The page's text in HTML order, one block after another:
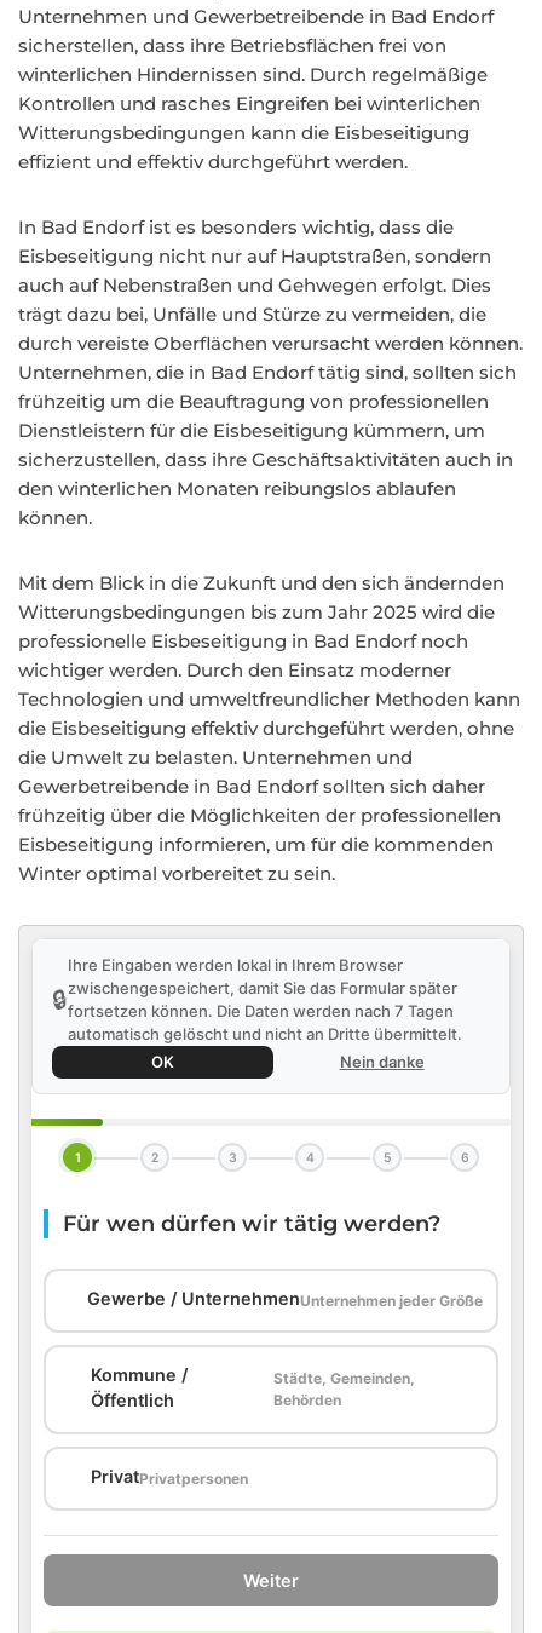
Unternehmen und Gewerbetreibende in Bad Endorf
sicherstellen, dass ihre Betriebsflächen frei von
winterlichen Hindernissen sind. Durch regelmäßige
Kontrollen und rasches Eingreifen bei winterlichen
Witterungsbedingungen kann die Eisbeseitigung
effizient und effektiv durchgeführt werden.
In Bad Endorf ist es besonders wichtig, dass die
Eisbeseitigung nicht nur auf Hauptstraßen, sondern
auch auf Nebenstraßen und Gehwegen erfolgt. Dies
trägt dazu bei, Unfälle und Stürze zu vermeiden, die
durch vereiste Oberflächen verursacht werden können.
Unternehmen, die in Bad Endorf tätig sind, sollten sich
frühzeitig um die Beauftragung von professionellen
Dienstleistern für die Eisbeseitigung kümmern, um
sicherzustellen, dass ihre Geschäftsaktivitäten auch in
den winterlichen Monaten reibungslos ablaufen
können.
Mit dem Blick in die Zukunft und den sich ändernden
Witterungsbedingungen bis zum Jahr 2025 wird die
professionelle Eisbeseitigung in Bad Endorf noch
wichtiger werden. Durch den Einsatz moderner
Technologien und umweltfreundlicher Methoden kann
die Eisbeseitigung effektiv durchgeführt werden, ohne
die Umwelt zu belasten. Unternehmen und
Gewerbetreibende in Bad Endorf sollten sich daher
frühzeitig über die Möglichkeiten der professionellen
Eisbeseitigung informieren, um für die kommenden
Winter optimal vorbereitet zu sein.
🔒
Ihre Eingaben werden lokal in Ihrem Browser
zwischengespeichert, damit Sie das Formular später
fortsetzen können. Die Daten werden nach 7 Tagen
automatisch gelöscht und nicht an Dritte übermittelt.
OK
Nein danke
1 2 3 4 5 6
Für wen dürfen wir tätig werden?
Gewerbe / UnternehmenUnternehmen jeder Größe
Kommune /
Öffentlich
Städte, Gemeinden,
Behörden
PrivatPrivatpersonen
Weiter